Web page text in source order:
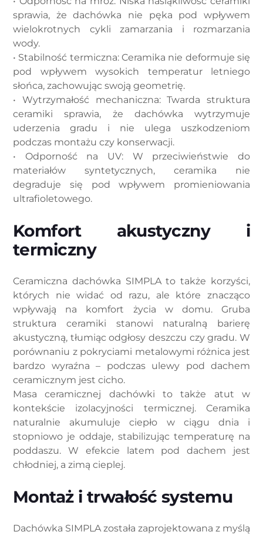
sprawia, że dachówka nie pęka pod wpływem
wielokrotnych cykli zamarzania i rozmarzania
wody.
• Stabilność termiczna: Ceramika nie deformuje się
pod wpływem wysokich temperatur letniego
słońca, zachowując swoją geometrię.
• Wytrzymałość mechaniczna: Twarda struktura
ceramiki sprawia, że dachówka wytrzymuje
uderzenia gradu i nie ulega uszkodzeniom
podczas montażu czy konserwacji.
• Odporność na UV: W przeciwieństwie do
materiałów syntetycznych, ceramika nie
degraduje się pod wpływem promieniowania
ultrafioletowego.
Komfort akustyczny i
termiczny
Ceramiczna dachówka SIMPLA to także korzyści,
których nie widać od razu, ale które znacząco
wpływają na komfort życia w domu. Gruba
struktura ceramiki stanowi naturalną barierę
akustyczną, tłumiąc odgłosy deszczu czy gradu. W
porównaniu z pokryciami metalowymi różnica jest
bardzo wyraźna – podczas ulewy pod dachem
ceramicznym jest cicho.
Masa ceramicznej dachówki to także atut w
kontekście izolacyjności termicznej. Ceramika
naturalnie akumuluje ciepło w ciągu dnia i
stopniowo je oddaje, stabilizując temperaturę na
poddaszu. W efekcie latem pod dachem jest
chłodniej, a zimą cieplej.
Montaż i trwałość systemu
Dachówka SIMPLA została zaprojektowana z myślą